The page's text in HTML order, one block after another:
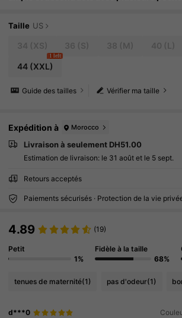
Taille US
44(XXL)
1 left
Vérifier ma taille
Guide des tailles
Expédition à Morocco
Livraison à seulement DH51.00
Estimation de livraison: le 31 août et le 5 sept.
Retours acceptés
Paiements sécurisés · Protection de la vie
4.89 (19)
Petit
1%
Fidèle à la taille
68%
tenues de maternité(1) pas d'odeur(1)
d***0